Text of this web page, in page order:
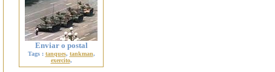
Enviar o postal
Tags : tanques, tankman,
exercito,